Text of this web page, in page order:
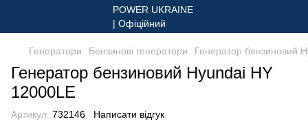
Генератори Бензинові генератори Генератор бензиновий
Генератор бензиновий Hyundai HY
12000LE
Артикул: 732146 Написати відгук